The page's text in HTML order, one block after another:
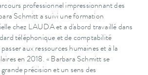
professionnel impressionnant des
Schmitt a suivi une formation
chez LAUDA et a d'abord travaillé dans
téléphonique et de comptabilité
aux ressources humaines et à la
en 2018. « Barbara Schmitt se
précision et un sens des